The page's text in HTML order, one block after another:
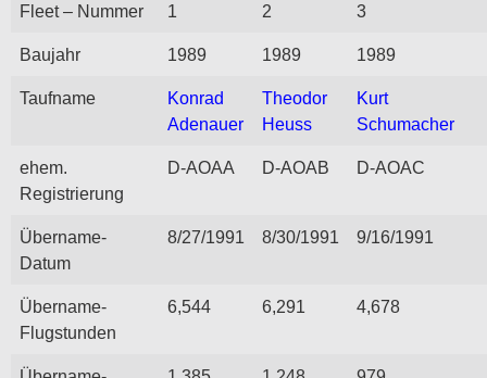
Fleet – Nummer 1 2 3
Baujahr 1989 1989 1989
Taufname
Konrad
Adenauer
Theodor
Heuss
Kurt
Schumacher
ehem.
Registrierung
D-AOAA D-AOAB D-AOAC
Übername-
Datum
8/27/1991 8/30/1991 9/16/1991
Übername-
Flugstunden
6,544 6,291 4,678